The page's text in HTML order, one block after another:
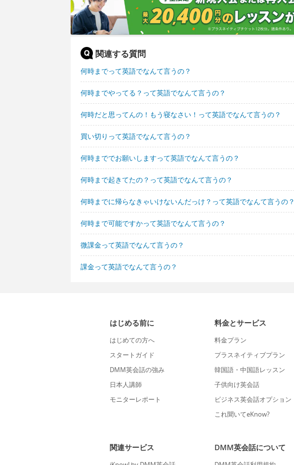
関連する質問
何時までって英語でなんて言うの？
何時までやってる？って英語でなんて言うの？
何時だと思ってんの！もう寝なさい！って英語でなんて言うの？
買い切りって英語でなんて言うの？
何時まででお願いしますって英語でなんて言うの？
何時まで起きてたの？って英語でなんて言うの？
何時までに帰らなきゃいけないんだっけ？って英語でなんて言うの？
何時まで可能ですかって英語でなんて言うの？
微課金って英語でなんて言うの？
課金って英語でなんて言うの？
はじめる前に
はじめての方へ
スタートガイド
DMM英会話の強み
日本人講師
モニターレポート
料金とサービス
料金プラン
プラスネイティブプラン
韓国語・中国語レッスン
子供向け英会話
ビジネス英会話オプション
これ聞いてeKnow?
関連サービス DMM英会話について